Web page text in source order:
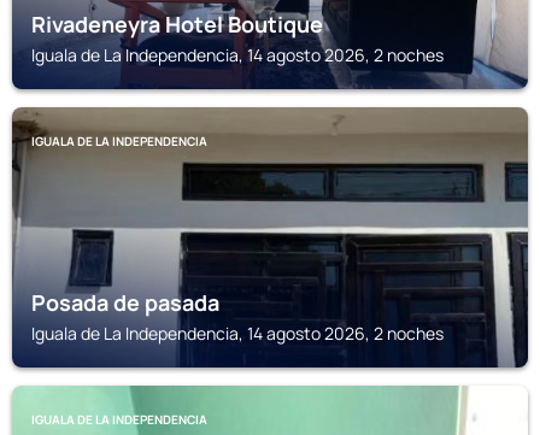
Rivadeneyra Hotel Boutique
Iguala de La Independencia, 14 agosto 2026, 2 noches
IGUALA DE LA INDEPENDENCIA
Posada de pasada
Iguala de La Independencia, 14 agosto 2026, 2 noches
IGUALA DE LA INDEPENDENCIA